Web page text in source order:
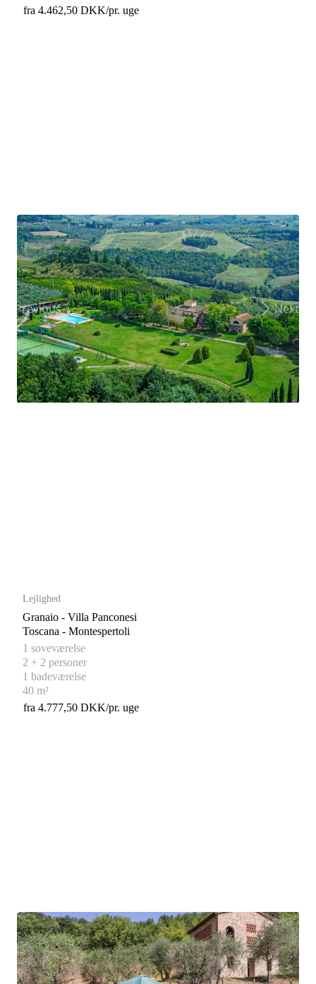
fra 4.462,50 DKK/pr. uge
Previous Next
Lejlighed
Granaio - Villa Panconesi
Toscana - Montespertoli
1 soveværelse
2 + 2 personer
1 badeværelse
40 m²
fra 4.777,50 DKK/pr. uge